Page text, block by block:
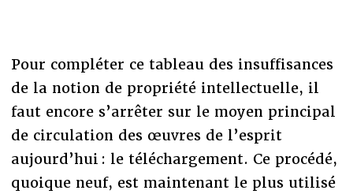
Pour compléter ce tableau des insuffisances
de la notion de propriété intellectuelle, il
faut encore s’arrêter sur le moyen principal
de circulation des œuvres de l’esprit
aujourd’hui : le téléchargement. Ce procédé,
quoique neuf, est maintenant le plus utilisé